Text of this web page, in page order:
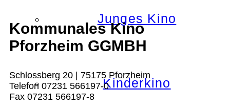
Junges Kino
Kinderkino
Kommunales Kino
Pforzheim GGMBH
Schlossberg 20 | 75175 Pforzheim
Telefon 07231 566197-0
Fax 07231 566197-8